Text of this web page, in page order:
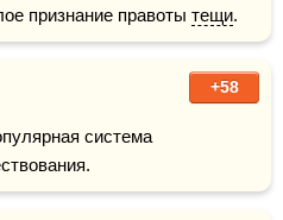
признание правоты тещи.
+58
система